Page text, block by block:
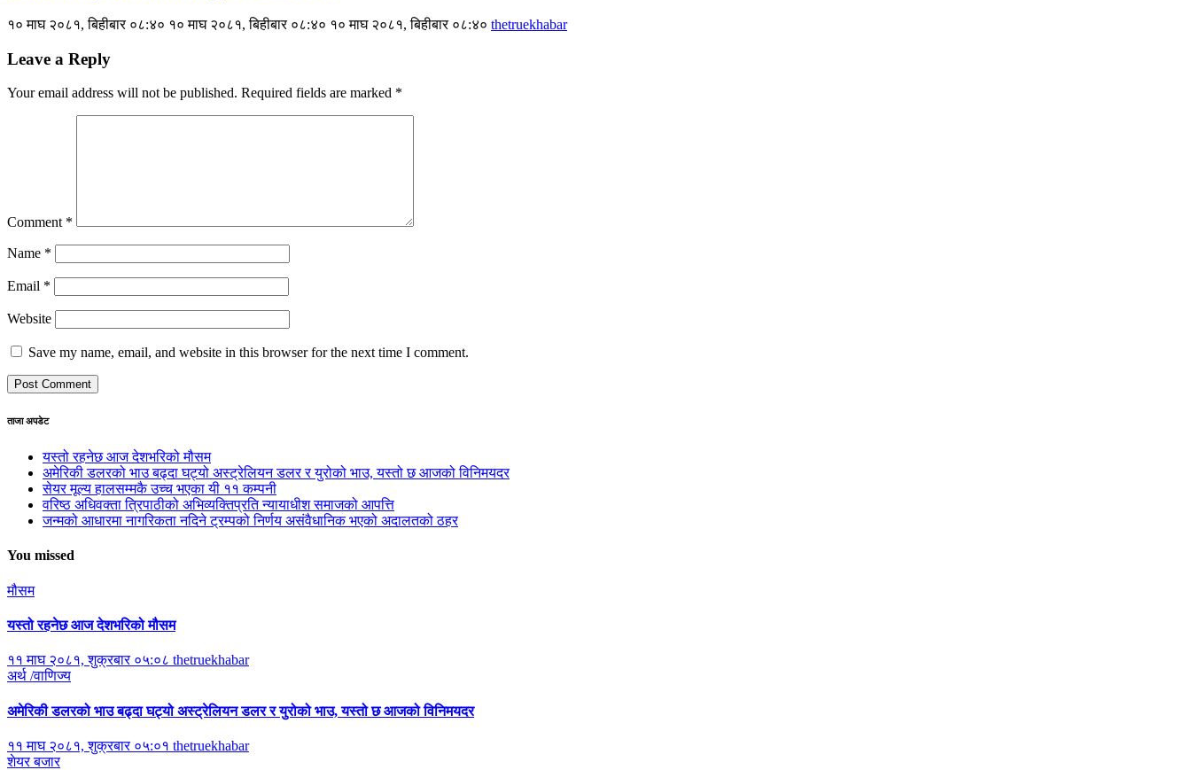
१० माघ २०८१, बिहीबार ०८:४० १० माघ २०८१, बिहीबार ०८:४० १० माघ २०८१, बिहीबार ०८:४० thetruekhabar
Leave a Reply
Your email address will not be published. Required fields are marked *
Comment *
Name *
Email *
Website
Save my name, email, and website in this browser for the next time I comment.
ताजा अपडेट
यस्तो रहनेछ आज देशभरिको मौसम
अमेरिकी डलरको भाउ बढ्दा घट्यो अस्ट्रेलियन डलर र युरोको भाउ, यस्तो छ आजको विनिमयदर
सेयर मूल्य हालसम्मकै उच्च भएका यी ११ कम्पनी
वरिष्ठ अधिवक्ता त्रिपाठीको अभिव्यक्तिप्रति न्यायाधीश समाजको आपत्ति
जन्मको आधारमा नागरिकता नदिने ट्रम्पको निर्णय असंवैधानिक भएको अदालतको ठहर
You missed
मौसम
यस्तो रहनेछ आज देशभरिको मौसम
११ माघ २०८१, शुक्रबार ०५:०८ thetruekhabar
अर्थ /वाणिज्य
अमेरिकी डलरको भाउ बढ्दा घट्यो अस्ट्रेलियन डलर र युरोको भाउ, यस्तो छ आजको विनिमयदर
११ माघ २०८१, शुक्रबार ०५:०१ thetruekhabar
शेयर बजार